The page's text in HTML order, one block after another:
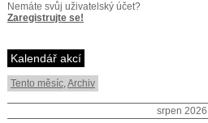
Nemáte svůj uživatelský účet?
Zaregistrujte se!
Kalendář akcí
Tento měsíc,Archiv
srpen 2026